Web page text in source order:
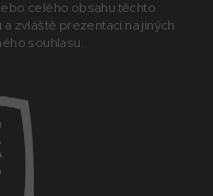
celého obsahu těchto
zvláště prezentaci na jiných
souhlasu.